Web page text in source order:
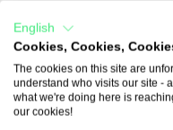
Aus- und
Für Lehre & Ausbildung
Media For You
Über Uns
English
Cookies, Cookies,
The cookies on this site are
understand who visits our site -
what we're doing here is
our cookies!